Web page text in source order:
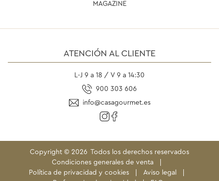
MAGAZINE
ATENCIÓN AL CLIENTE
L-J 9 a 18 / V 9 a 14:30
900 303 606
info@casagourmet.es
Copyright © 2026
Todos los derechos reservados
Condiciones generales de venta
Política de privacidad y cookies
Aviso legal